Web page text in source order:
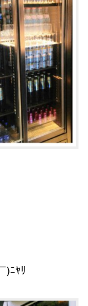
)ﾆﾔﾘ